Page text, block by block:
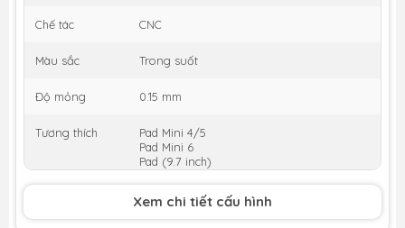
Chế tác CNC
Màu sắc Trong suốt
Độ mỏng 0.15 mm
Tương thích
Pad Mini 4/5
Pad Mini 6
Pad (9.7 inch)
Pad Pro 2018/20/21
Xem chi tiết cấu hình